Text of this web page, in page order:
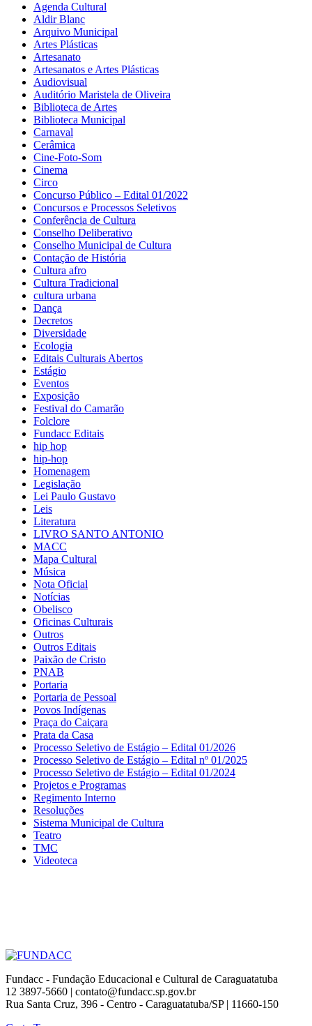
Agenda Cultural
Aldir Blanc
Arquivo Municipal
Artes Plásticas
Artesanato
Artesanatos e Artes Plásticas
Audiovisual
Auditório Maristela de Oliveira
Biblioteca de Artes
Biblioteca Municipal
Carnaval
Cerâmica
Cine-Foto-Som
Cinema
Circo
Concurso Público – Edital 01/2022
Concursos e Processos Seletivos
Conferência de Cultura
Conselho Deliberativo
Conselho Municipal de Cultura
Contação de História
Cultura afro
Cultura Tradicional
cultura urbana
Dança
Decretos
Diversidade
Ecologia
Editais Culturais Abertos
Estágio
Eventos
Exposição
Festival do Camarão
Folclore
Fundacc Editais
hip hop
hip-hop
Homenagem
Legislação
Lei Paulo Gustavo
Leis
Literatura
LIVRO SANTO ANTONIO
MACC
Mapa Cultural
Música
Nota Oficial
Notícias
Obelisco
Oficinas Culturais
Outros
Outros Editais
Paixão de Cristo
PNAB
Portaria
Portaria de Pessoal
Povos Indígenas
Praça do Caiçara
Prata da Casa
Processo Seletivo de Estágio – Edital 01/2026
Processo Seletivo de Estágio – Edital nº 01/2025
Processo Seletivo de Estágio – Edital 01/2024
Projetos e Programas
Regimento Interno
Resoluções
Sistema Municipal de Cultura
Teatro
TMC
Videoteca
Fundacc - Fundação Educacional e Cultural de Caraguatatuba
12 3897-5660 | contato@fundacc.sp.gov.br
Rua Santa Cruz, 396 - Centro - Caraguatatuba/SP | 11660-150